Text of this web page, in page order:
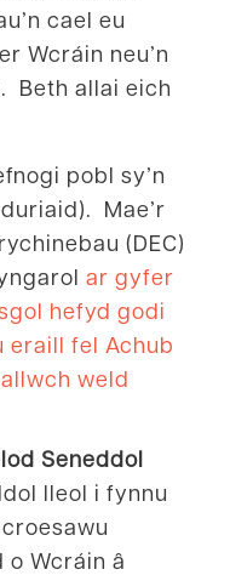
cael eu
Wcráin neu’n
Beth allai eich
pobl sy’n
Mae’r
(DEC)
ar gyfer
hefyd godi
eraill fel Achub
weld
Seneddol
lleol i fynnu
Wcráin â